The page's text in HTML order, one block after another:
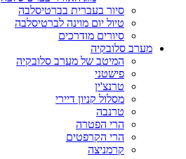
סיור בעברית בברטיסלבה
טיול יום מוינה לברטיסלבה
סיורים מודרכים
מערב סלובקיה
המיטב של מערב סלובקיה
פישטני
טרנצ'ין
מסלול קניון דיירי
טרנבה
הרי הפטרה
הרי הקרפטים
קרמניצה